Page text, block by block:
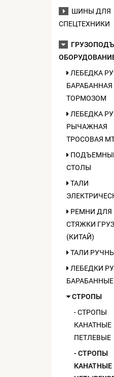
ШИНЫ ДЛЯ
СПЕЦТЕХНИКИ
ЛЕБЕДКА
БАРАБАННАЯ
ТОРМОЗОМ
ЛЕБЕДКА
РЫЧАЖНАЯ
ТРОСОВАЯ
СТОЛЫ
ТАЛИ
РЕМНИ ДЛЯ
СТЯЖКИ
(КИТАЙ)
ТАЛИ
ЛЕБЕДКИ
БАРАБАННЫЕ
СТРОПЫ
- СТРОПЫ
КАНАТНЫЕ
ПЕТЛЕВЫЕ
- СТРОПЫ
КАНАТНЫЕ